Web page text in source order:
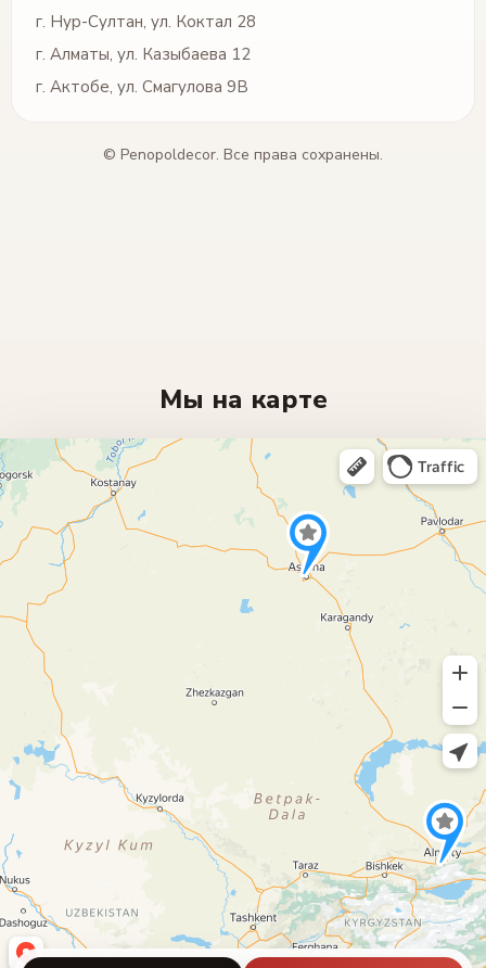
г. Нур-Султан, ул. Коктал 28
г. Алматы, ул. Казыбаева 12
г. Актобе, ул. Смагулова 9В
© Penopoldecor. Все права сохранены.
Мы на карте